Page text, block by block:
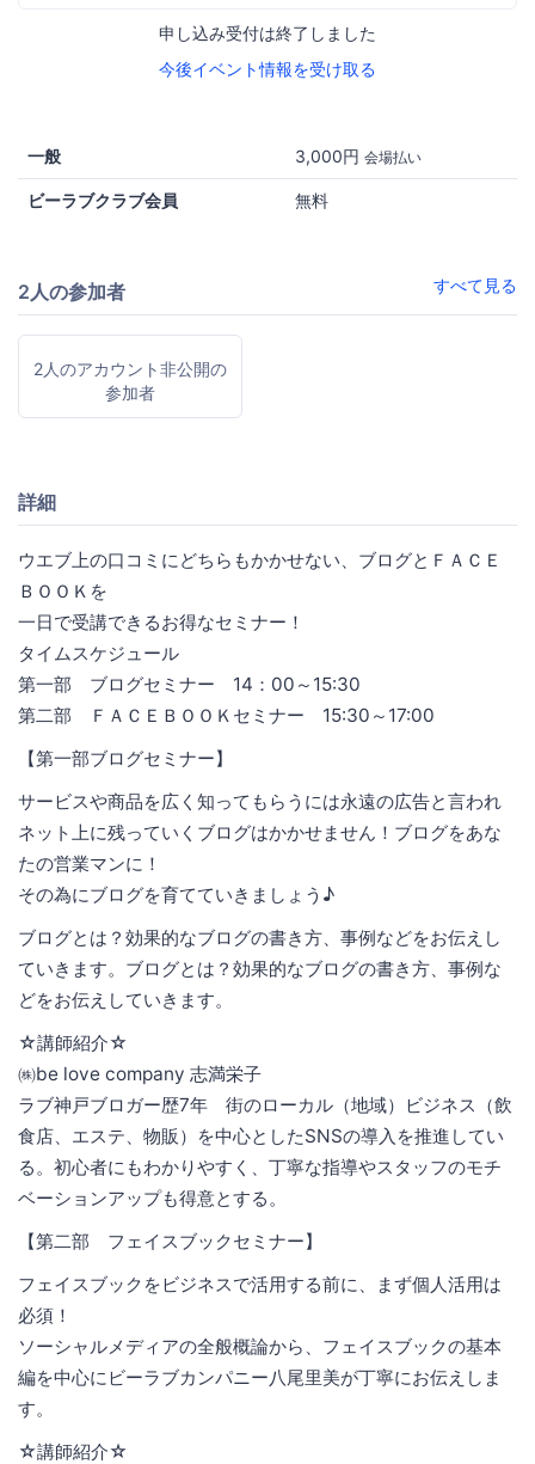
申し込み受付は終了しました
今後イベント情報を受け取る
一般 3,000円 会場払い
ビーラブクラブ会員 無料
2人の参加者 すべて見る
2人のアカウント非公開の
参加者
詳細
ウエブ上の口コミにどちらもかかせない、ブログとＦＡＣＥ
ＢＯＯＫを
一日で受講できるお得なセミナー！
タイムスケジュール
第一部 ブログセミナー 14：00～15:30
第二部 ＦＡＣＥＢＯＯＫセミナー 15:30～17:00
【第一部ブログセミナー】
サービスや商品を広く知ってもらうには永遠の広告と言われ
ネット上に残っていくブログはかかせません！ブログをあな
たの営業マンに！
その為にブログを育てていきましょう♪
ブログとは？効果的なブログの書き方、事例などをお伝えし
ていきます。ブログとは？効果的なブログの書き方、事例な
どをお伝えしていきます。
☆講師紹介☆
㈱be love company 志満栄子
ラブ神戸ブロガー歴7年 街のローカル（地域）ビジネス（飲
食店、エステ、物販）を中心としたSNSの導入を推進してい
る。初心者にもわかりやすく、丁寧な指導やスタッフのモチ
ベーションアップも得意とする。
【第二部 フェイスブックセミナー】
フェイスブックをビジネスで活用する前に、まず個人活用は
必須！
ソーシャルメディアの全般概論から、フェイスブックの基本
編を中心にビーラブカンパニー八尾里美が丁寧にお伝えしま
す。
☆講師紹介☆